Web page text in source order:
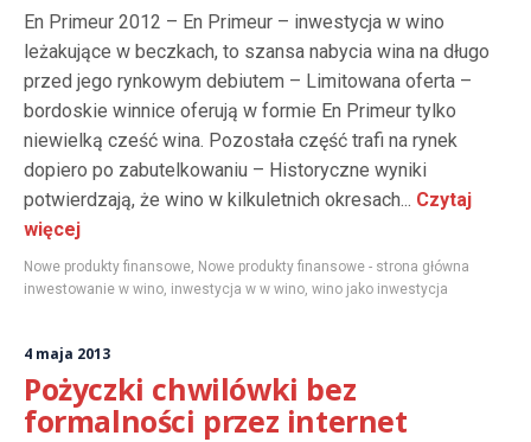
En Primeur 2012 – En Primeur – inwestycja w wino
leżakujące w beczkach, to szansa nabycia wina na długo
przed jego rynkowym debiutem – Limitowana oferta –
bordoskie winnice oferują w formie En Primeur tylko
niewielką cześć wina. Pozostała część trafi na rynek
dopiero po zabutelkowaniu – Historyczne wyniki
potwierdzają, że wino w kilkuletnich okresach... Czytaj
więcej
Nowe produkty finansowe, Nowe produkty finansowe - strona główna
inwestowanie w wino, inwestycja w w wino, wino jako inwestycja
4 maja 2013
Pożyczki chwilówki bez
formalności przez internet